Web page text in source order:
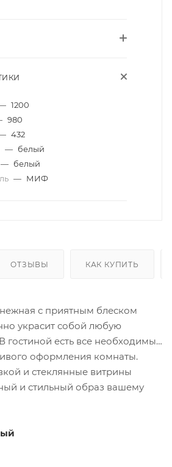
1200
980
432
— белый
— белый
— МИФ
ОТЗЫВЫ КАК КУПИТЬ
с приятным блеском
украсит собой любую
гостиной есть все необходимые
оформления комнаты.
и стеклянные витрины
и стильный образ вашему